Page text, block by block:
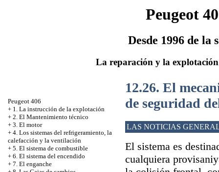
Peugeot
Desde 1996 de la
La reparación y la
Peugeot 406
+ 1. La instrucción de la explotación
+ 2. El Mantenimiento técnico
+ 3. El motor
+ 4. Los sistemas del refrigeramiento, la
calefacción y la ventilación
+ 5. El sistema de combustible
+ 6. El sistema del encendido
+ 7. El enganche
12.26. El
de seguridad
LAS NOTICIAS
El sistema es
cualquiera